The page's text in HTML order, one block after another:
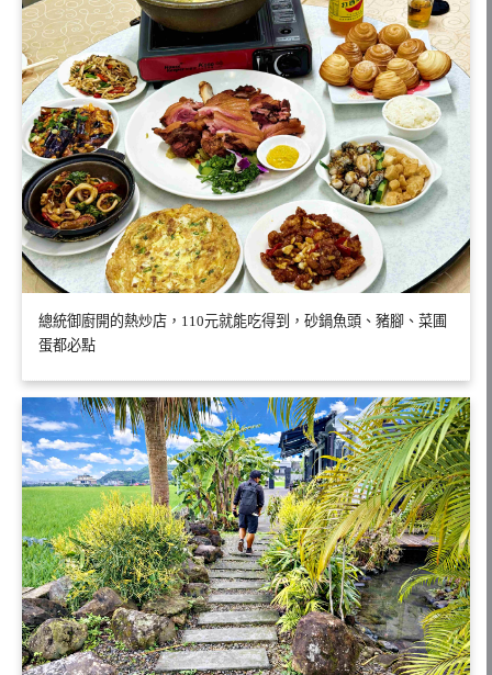
總統御廚開的熱炒店，110元就能吃得到，砂鍋魚頭、豬腳、菜圃
蛋都必點